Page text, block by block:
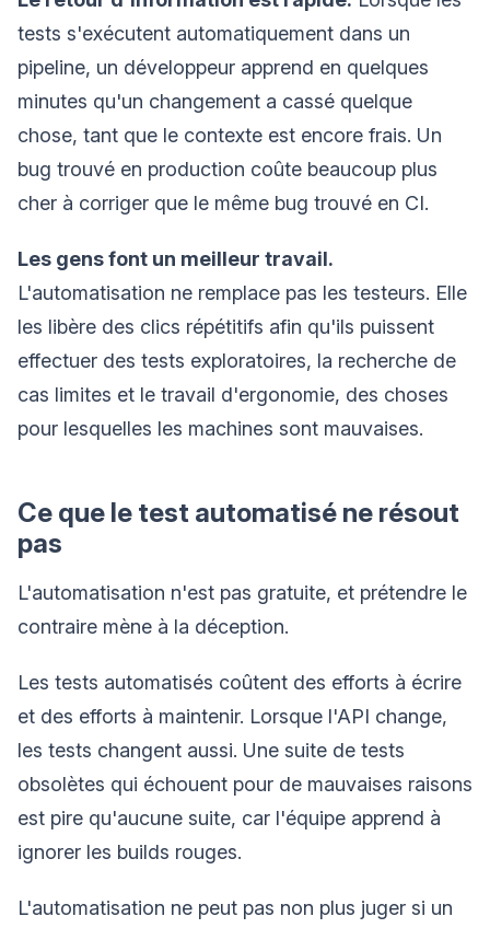
tests s'exécutent automatiquement dans un
pipeline, un développeur apprend en quelques
minutes qu'un changement a cassé quelque
chose, tant que le contexte est encore frais. Un
bug trouvé en production coûte beaucoup plus
cher à corriger que le même bug trouvé en CI.
Les gens font un meilleur travail.
L'automatisation ne remplace pas les testeurs. Elle
les libère des clics répétitifs afin qu'ils puissent
effectuer des tests exploratoires, la recherche de
cas limites et le travail d'ergonomie, des choses
pour lesquelles les machines sont mauvaises.
Ce que le test automatisé ne résout
pas
L'automatisation n'est pas gratuite, et prétendre le
contraire mène à la déception.
Les tests automatisés coûtent des efforts à écrire
et des efforts à maintenir. Lorsque l'API change,
les tests changent aussi. Une suite de tests
obsolètes qui échouent pour de mauvaises raisons
est pire qu'aucune suite, car l'équipe apprend à
ignorer les builds rouges.
L'automatisation ne peut pas non plus juger si un